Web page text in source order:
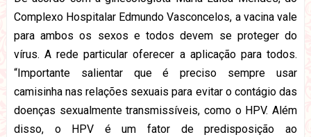
Complexo Hospitalar Edmundo Vasconcelos, a vacina vale
para ambos os sexos e todos devem se proteger do
vírus. A rede particular oferecer a aplicação para todos.
“Importante salientar que é preciso sempre usar
camisinha nas relações sexuais para evitar o contágio das
doenças sexualmente transmissíveis, como o HPV. Além
disso, o HPV é um fator de predisposição ao